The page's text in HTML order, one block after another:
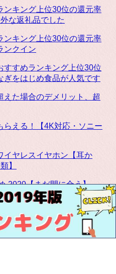
ンキング上位30位の還元率
な返礼品でした
ンキング上位30位の還元率
ンクイン
すすめランキング上位30位
ぎをはじめ食品が人気です
た場合のデメリット、超
らえる！【4K対応・ソニー
イヤレスイヤホン【耳か
】
2020【まだ間に合う】
高級家具が登場！椅子・テ
です